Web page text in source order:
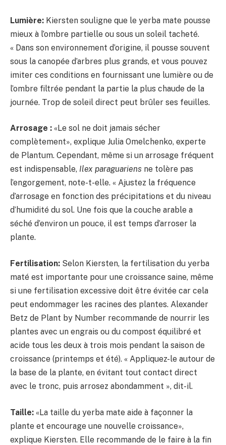
Lumière: Kiersten souligne que le yerba mate pousse
mieux à l’ombre partielle ou sous un soleil tacheté.
« Dans son environnement d’origine, il pousse souvent
sous la canopée d’arbres plus grands, et vous pouvez
imiter ces conditions en fournissant une lumière ou de
l’ombre filtrée pendant la partie la plus chaude de la
journée. Trop de soleil direct peut brûler ses feuilles.
Arrosage : «Le sol ne doit jamais sécher
complètement», explique Julia Omelchenko, experte
de Plantum. Cependant, même si un arrosage fréquent
est indispensable, Ilex paraguariens ne tolère pas
l’engorgement, note-t-elle. « Ajustez la fréquence
d’arrosage en fonction des précipitations et du niveau
d’humidité du sol. Une fois que la couche arable a
séché d’environ un pouce, il est temps d’arroser la
plante.
Fertilisation: Selon Kiersten, la fertilisation du yerba
maté est importante pour une croissance saine, même
si une fertilisation excessive doit être évitée car cela
peut endommager les racines des plantes. Alexander
Betz de Plant by Number recommande de nourrir les
plantes avec un engrais ou du compost équilibré et
acide tous les deux à trois mois pendant la saison de
croissance (printemps et été). « Appliquez-le autour de
la base de la plante, en évitant tout contact direct
avec le tronc, puis arrosez abondamment », dit-il.
Taille: «La taille du yerba mate aide à façonner la
plante et encourage une nouvelle croissance»,
explique Kiersten. Elle recommande de le faire à la fin